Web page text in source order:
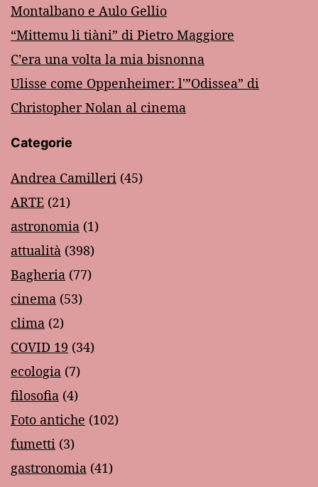
Montalbano e Aulo Gellio
“Mittemu li tiàni” di Pietro Maggiore
C’era una volta la mia bisnonna
Ulisse come Oppenheimer: l'”Odissea” di
Christopher Nolan al cinema
Categorie
Andrea Camilleri (45)
ARTE (21)
astronomia (1)
attualità (398)
Bagheria (77)
cinema (53)
clima (2)
COVID 19 (34)
ecologia (7)
filosofia (4)
Foto antiche (102)
fumetti (3)
gastronomia (41)